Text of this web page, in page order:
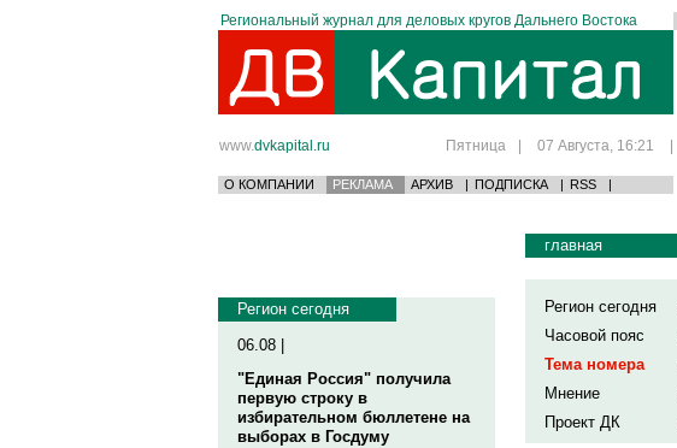
Региональный журнал для деловых кругов Дальнего Востока
www.dvkapital.ru Пятница | 07 Августа, 16:21 |
О КОМПАНИИ РЕКЛАМА АРХИВ | ПОДПИСКА | RSS |
Регион сегодня
06.08 |
"Единая Россия" получила
первую строку в
избирательном бюллетене на
выборах в Госдуму
главная
Регион сегодня
Часовой пояс
Тема номера
Мнение
Проект ДК